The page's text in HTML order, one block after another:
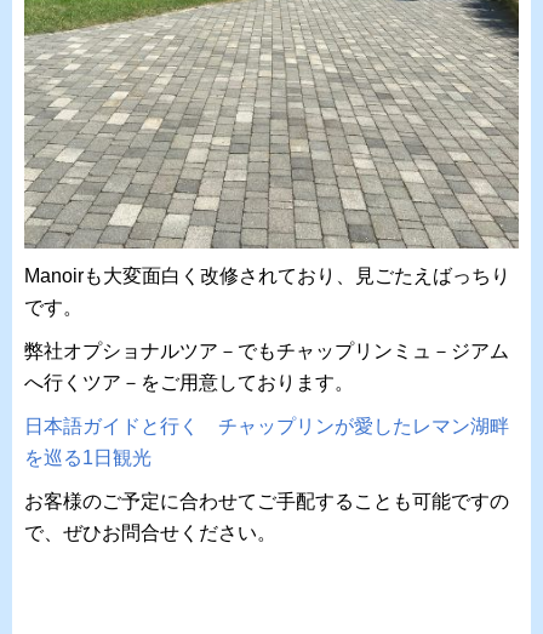
Manoirも大変面白く改修されており、見ごたえばっちり
です。
弊社オプショナルツア－でもチャップリンミュ－ジアム
へ行くツア－をご用意しております。
日本語ガイドと行く チャップリンが愛したレマン湖畔
を巡る1日観光
お客様のご予定に合わせてご手配することも可能ですの
で、ぜひお問合せください。